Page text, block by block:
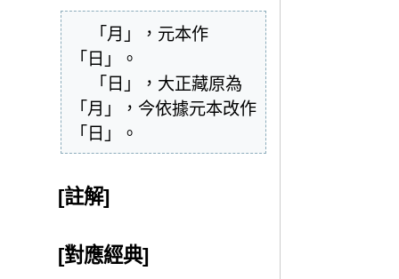
「日」。
「月」，今依據元本改作
「日」。
[註解]
[對應經典]